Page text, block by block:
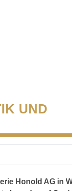
UND
Honold AG in